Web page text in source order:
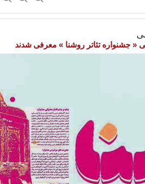
« جشنواره تئاتر روشنا » معرفی شدند